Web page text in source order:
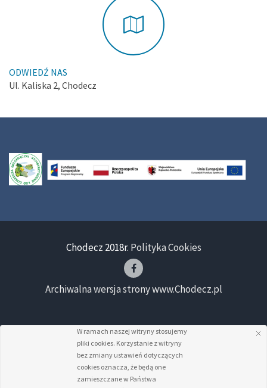
ODWIEDŹ NAS
Ul. Kaliska 2, Chodecz
Chodecz 2018r. Polityka Cookies
Archiwalna wersja strony www.Chodecz.pl
W ramach naszej witryny stosujemy
pliki cookies. Korzystanie z witryny
bez zmiany ustawień dotyczących
cookies oznacza, że będą one
zamieszczane w Państwa